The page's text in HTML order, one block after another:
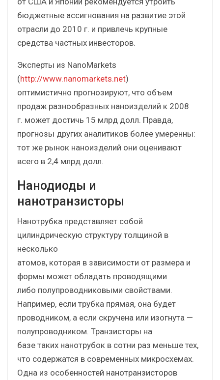
бюджетные ассигнования на развитие этой
отрасли до 2010 г. и привлечь крупные
средства частных инвесторов.
Эксперты из NanoMarkets
(http://www.nanomarkets.net)
оптимистично прогнозируют, что объем
продаж разнообразных наноизделий к 2008
г. может достичь 15 млрд долл. Правда,
прогнозы других аналитиков более умеренны:
тот же рынок наноизделий они оценивают
всего в 2,4 млрд долл.
Нанодиоды и
нанотранзисторы
Нанотрубка представляет собой
цилиндрическую структуру толщиной в
несколько
атомов, которая в зависимости от размера и
формы может обладать проводящими
либо полупроводниковыми свойствами.
Например, если трубка прямая, она будет
проводником, а если скручена или изогнута —
полупроводником. Транзисторы на
базе таких нанотрубок в сотни раз меньше тех,
что содержатся в современных микросхемах.
Одна из особенностей нанотранзисторов